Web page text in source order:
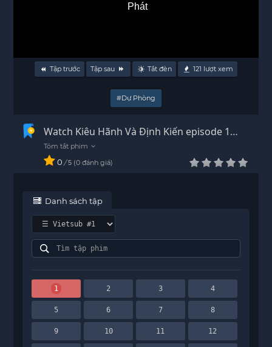
Phát
Tập trước Tập sau Tắt đèn 121 lượt xem
#Dự Phòng
Watch Kiêu Hãnh Và Định Kiến episode 1
Vietsub - HD
0 / 5 0 đánh giá
Danh sách tập
1 2 3 4
5 6 7 8
9 10 11 12